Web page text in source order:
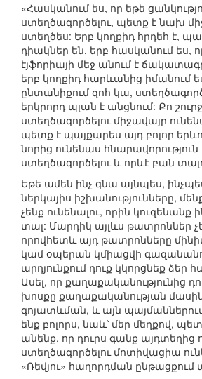
«Հասկանում ես, որ եթե
ստեղծագործելու, պետք է նախ
ստեղծես: Երբ կողքիդ հրդեհ է,
դիակներ են, երբ հասկանում ես,
էյֆորիայի մեջ անում է
երբ կողքիդ հարևանից իմանում
ընտանիքում զոհ կա,
երկրորդ պլան է անցնում: Քո
ստեղծագործելու միջավայր
պետք է պայքարես այդ բոլոր
նորից ունենաս
ստեղծագործելու և որևէ բան
Եթե ամեն ինչ գնա այնպես,
ներկայիս իշխանությունները,
չենք ունենալու, որին կուզենանք
տալ: Մարդիկ այլևս թատրոններ
որովհետև այդ թատրոնները
կամ օպերան կմիացվի
արդյունքում դուք կկորցնեք ձեր
Ասել, որ քաղաքականությունից
խոսքը քաղաքականության մասին
գոյատևման, և այն
ենք բոլորս, նաև՝ մեր մեղքով,
անենք, որ դուրս գանք այդտեղից
ստեղծագործելու մոտիվացիա
«Ռեվյու» հաղորդման